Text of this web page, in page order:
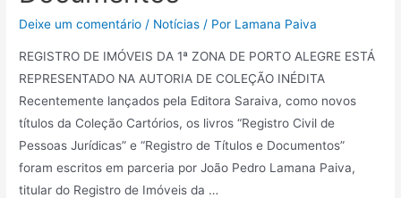
Deixe um comentário / Notícias / Por Lamana Paiva
REGISTRO DE IMÓVEIS DA 1ª ZONA DE PORTO ALEGRE ESTÁ
REPRESENTADO NA AUTORIA DE COLEÇÃO INÉDITA
Recentemente lançados pela Editora Saraiva, como novos
títulos da Coleção Cartórios, os livros “Registro Civil de
Pessoas Jurídicas” e “Registro de Títulos e Documentos”
foram escritos em parceria por João Pedro Lamana Paiva,
titular do Registro de Imóveis da …